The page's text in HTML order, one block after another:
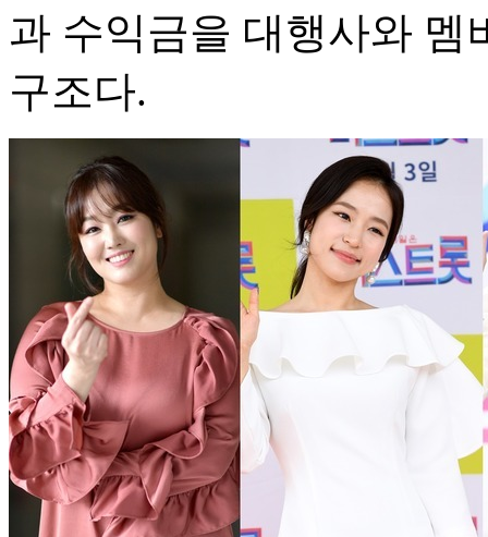
과 수익금을 대행사와 멤
구조다.